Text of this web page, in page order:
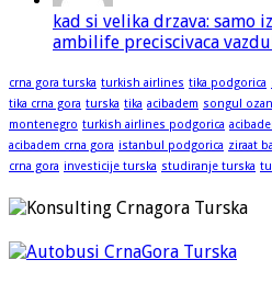
kad si velika drzava: samo
ambilife preciscivaca
crna gora turska turkish airlines tika podgorica
tika crna gora turska tika acibadem songul ozan
montenegro turkish airlines podgorica
acibadem crna gora istanbul podgorica ziraat
crna gora investicije turska studiranje turska